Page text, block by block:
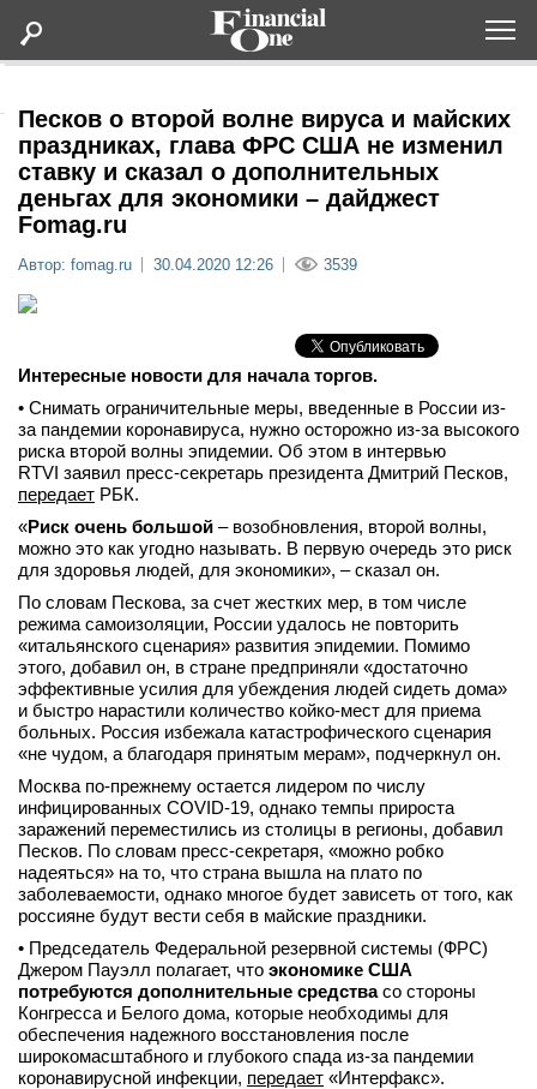
Статьи
Мероприятия
Новости
Интервью
вконтакте
телеграм
Стать автором
Вход
Песков о второй волне вируса и майских
праздниках, глава ФРС США не изменил
ставку и сказал о дополнительных
деньгах для экономики – дайджест
Fomag.ru
Автор: fomag.ru 30.04.2020 12:26 3539
Интересные новости для начала торгов.
• Снимать ограничительные меры, введенные в России из-
за пандемии коронавируса, нужно осторожно из-за высокого
риска второй волны эпидемии. Об этом в интервью
RTVI заявил пресс-секретарь президента Дмитрий Песков,
передает РБК.
«Риск очень большой – возобновления, второй волны,
можно это как угодно называть. В первую очередь это риск
для здоровья людей, для экономики», – сказал он.
По словам Пескова, за счет жестких мер, в том числе
режима самоизоляции, России удалось не повторить
«итальянского сценария» развития эпидемии. Помимо
этого, добавил он, в стране предприняли «достаточно
эффективные усилия для убеждения людей сидеть дома»
и быстро нарастили количество койко-мест для приема
больных. Россия избежала катастрофического сценария
«не чудом, а благодаря принятым мерам», подчеркнул он.
Москва по-прежнему остается лидером по числу
инфицированных COVID-19, однако темпы прироста
заражений переместились из столицы в регионы, добавил
Песков. По словам пресс-секретаря, «можно робко
надеяться» на то, что страна вышла на плато по
заболеваемости, однако многое будет зависеть от того, как
россияне будут вести себя в майские праздники.
• Председатель Федеральной резервной системы (ФРС)
Джером Пауэлл полагает, что экономике США
потребуются дополнительные средствасо стороны
Конгресса и Белого дома, которые необходимы для
обеспечения надежного восстановления после
широкомасштабного и глубокого спада из-за пандемии
коронавирусной инфекции, передает «Интерфакс».